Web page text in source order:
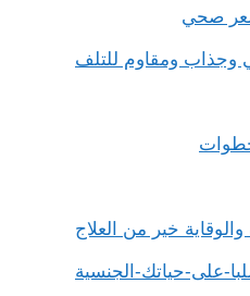
وجذاب ومقاوم للتلف
خير من العلاج